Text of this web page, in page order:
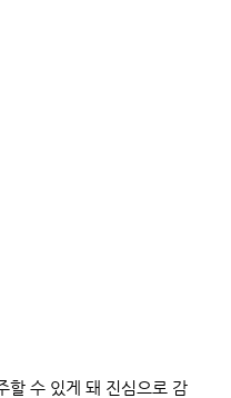
할 수 있게 돼 진심으로 감